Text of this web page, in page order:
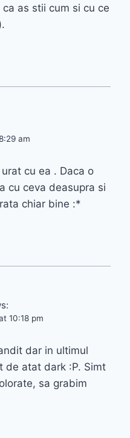
as stii cum si cu ce
am
cu ea . Daca o
cu ceva deasupra si
chiar bine :*
10:18 pm
dar in ultimul
de atat dark :P. Simt
sa grabim